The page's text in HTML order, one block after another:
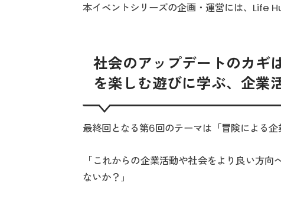
本イベントシリーズの企画・運営には、Life
社会のアップデートのカギ
を楽しむ遊びに学ぶ、企業
最終回となる第6回のテーマは「冒険による企
「これからの企業活動や社会をより良い方
ないか？」